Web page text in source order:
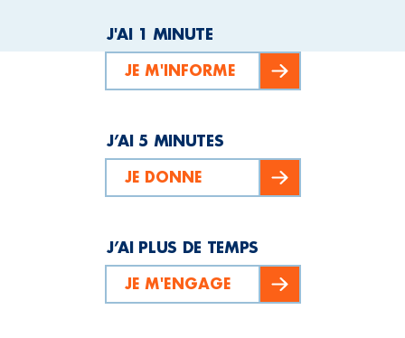
J'AI 1 MINUTE
JE M'INFORME
J’AI 5 MINUTES
JE DONNE
J’AI PLUS DE TEMPS
JE M'ENGAGE